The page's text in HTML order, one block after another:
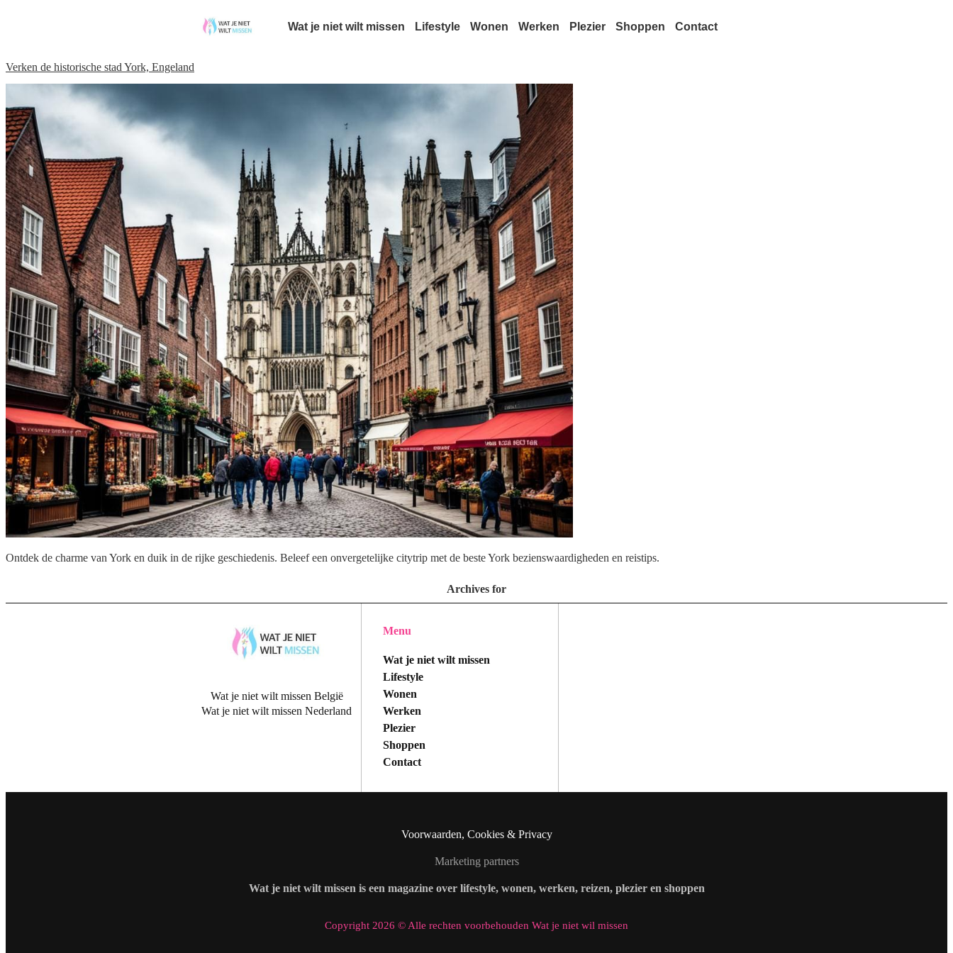
Wat je niet wilt missen Lifestyle Wonen Werken Plezier Shoppen Contact
Verken de historische stad York, Engeland
Ontdek de charme van York en duik in de rijke geschiedenis. Beleef een onvergetelijke citytrip met de beste York bezienswaardigheden en reistips.
Archives for
Wat je niet wilt missen België
Wat je niet wilt missen Nederland
Menu
Wat je niet wilt missen
Lifestyle
Wonen
Werken
Plezier
Shoppen
Contact
Voorwaarden, Cookies & Privacy
Marketing partners
Wat je niet wilt missen is een magazine over lifestyle, wonen, werken, reizen, plezier en shoppen
Copyright 2026 © Alle rechten voorbehouden Wat je niet wil missen